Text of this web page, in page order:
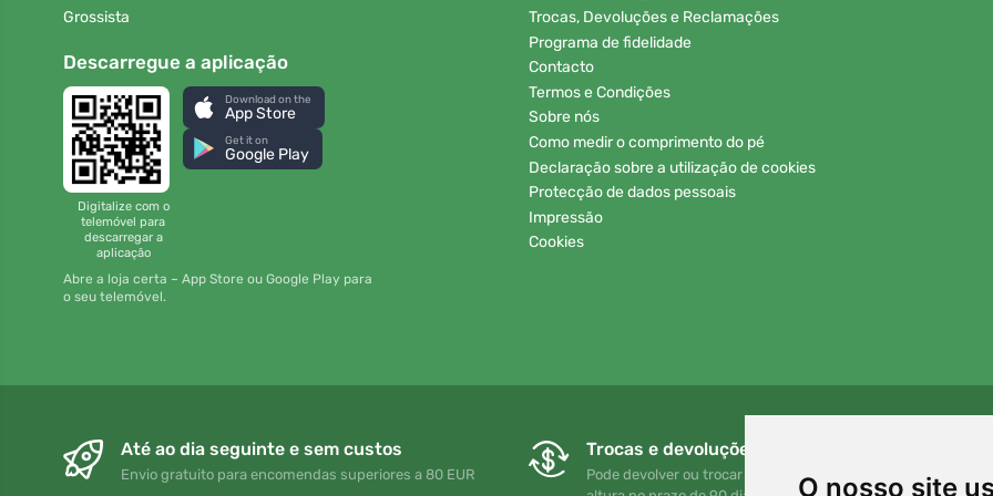
O nosso site
Grossista
Descarregue a aplicação
Digitalize com o
telemóvel para
descarregar a
aplicação
Download on the
App Store
Get it on
Google Play
Abre a loja certa – App Store ou Google Play para
o seu telemóvel.
Trocas, Devoluções e Reclamações
Programa de fidelidade
Contacto
Termos e Condições
Sobre nós
Como medir o comprimento do pé
Declaração sobre a utilização de cookies
Protecção de dados pessoais
Impressão
Cookies
Até ao dia seguinte e sem custos
Envio gratuito para encomendas superiores a 80 EUR
Trocas e devoluções gratuitas
Pode devolver ou trocar a sua encomenda em qualquer